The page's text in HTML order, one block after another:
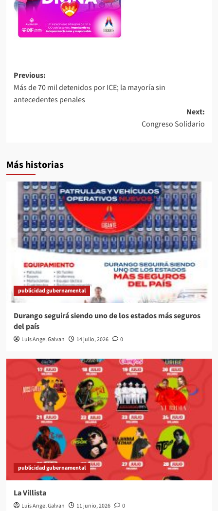
Post
navigation
Previous:
Más de 70 mil detenidos por ICE; la mayoría sin
antecedentes penales
Next:
Congreso Solidario
Más historias
publicidad gubernamental
Durango seguirá siendo uno de los estados más seguros
del país
Luis Angel Galvan 14 julio, 2026 0
publicidad gubernamental
La Villista
Luis Angel Galvan 11 junio, 2026 0